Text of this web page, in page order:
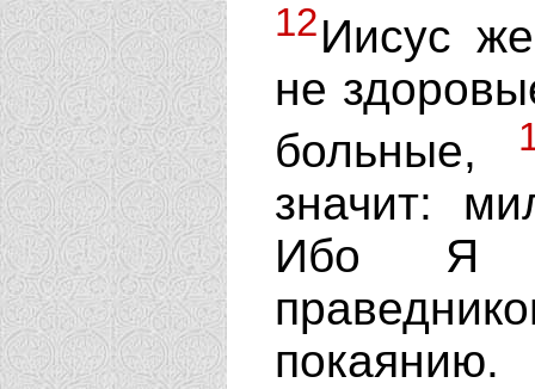
12Иисус
не
больные,
значит:
Ибо Я
покаянию.